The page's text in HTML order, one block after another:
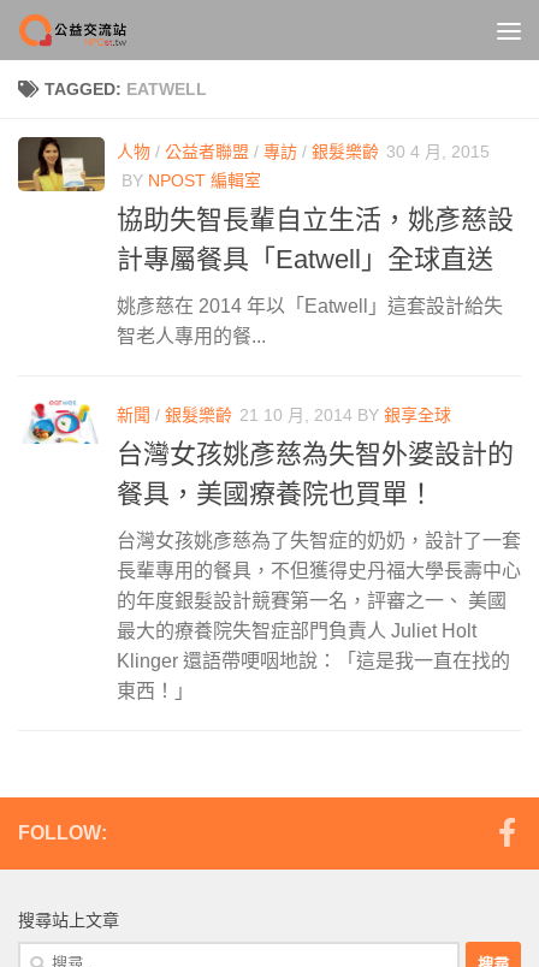
Skip to content
TAGGED: EATWELL
人物 / 公益者聯盟 / 專訪 / 銀髮樂齡 30 4 月, 2015
BY NPOST 編輯室
協助失智長輩自立生活，姚彥慈設
計專屬餐具「Eatwell」全球直送
姚彥慈在 2014 年以「Eatwell」這套設計給失
智老人專用的餐...
新聞 / 銀髮樂齡 21 10 月, 2014 BY 銀享全球
台灣女孩姚彥慈為失智外婆設計的
餐具，美國療養院也買單！
台灣女孩姚彥慈為了失智症的奶奶，設計了一套
長輩專用的餐具，不但獲得史丹福大學長壽中心
的年度銀髮設計競賽第一名，評審之一、 美國
最大的療養院失智症部門負責人 Juliet Holt
Klinger 還語帶哽咽地說：「這是我一直在找的
東西！」
FOLLOW:
搜尋站上文章
搜